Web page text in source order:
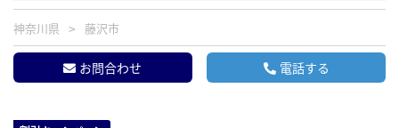
神奈川県 藤沢市
お問合わせ 電話する